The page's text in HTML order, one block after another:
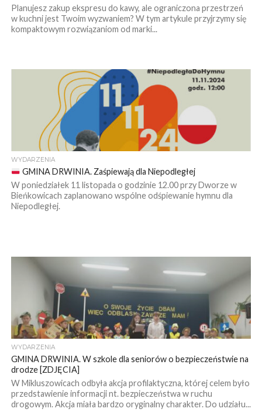
Planujesz zakup ekspresu do kawy, ale ograniczona przestrzeń
w kuchni jest Twoim wyzwaniem? W tym artykule przyjrzymy się
kompaktowym rozwiązaniom od marki...
WYDARZENIA
GMINA DRWINIA. Zaśpiewają dla Niepodległej
W poniedziałek 11 listopada o godzinie 12.00 przy Dworze w
Bieńkowicach zaplanowano wspólne odśpiewanie hymnu dla
Niepodległej.
WYDARZENIA
GMINA DRWINIA. W szkole dla seniorów o bezpieczeństwie na
drodze [ZDJĘCIA]
W Mikluszowicach odbyła akcja profilaktyczna, której celem było
przedstawienie informacji nt. bezpieczeństwa w ruchu
drogowym. Akcja miała bardzo oryginalny charakter. Do udziału...